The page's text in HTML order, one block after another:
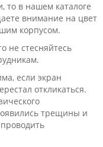
то в нашем каталоге
внимание на цвет
корпусом.
не стесняйтесь
если экран
откликаться.
трещины и